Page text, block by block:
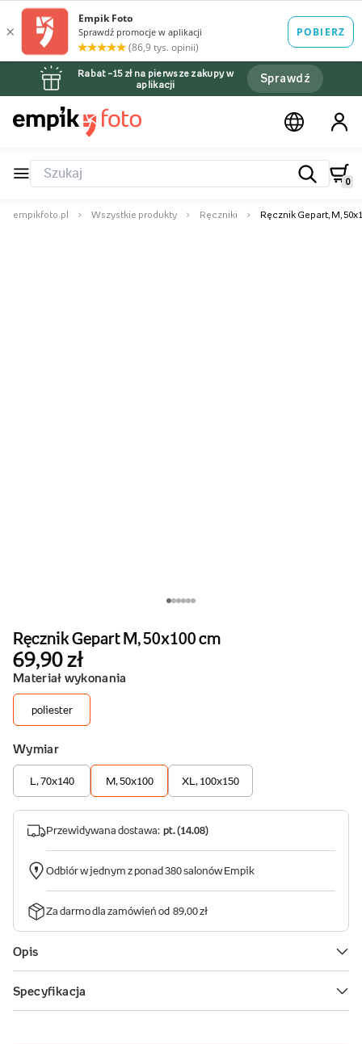
Rabat –15 zł na pierwsze zakupy w
aplikacji
Sprawdź
0
empikfoto.pl Wszystkie produkty Ręczniki Ręcznik Gepart, M,